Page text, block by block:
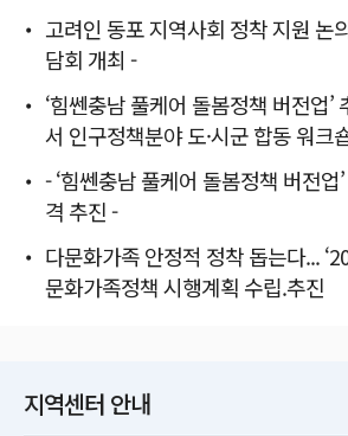
고려인 동포 지역사회 정착 지원 논
담회 개최 -
‘힘쎈충남 풀케어 돌봄정책 버전업’
서 인구정책분야 도·시군 합동 워크
- ‘힘쎈충남 풀케어 돌봄정책 버전
격 추진 -
다문화가족 안정적 정착 돕는다...
문화가족정책 시행계획 수립.추진
지역센터 안내